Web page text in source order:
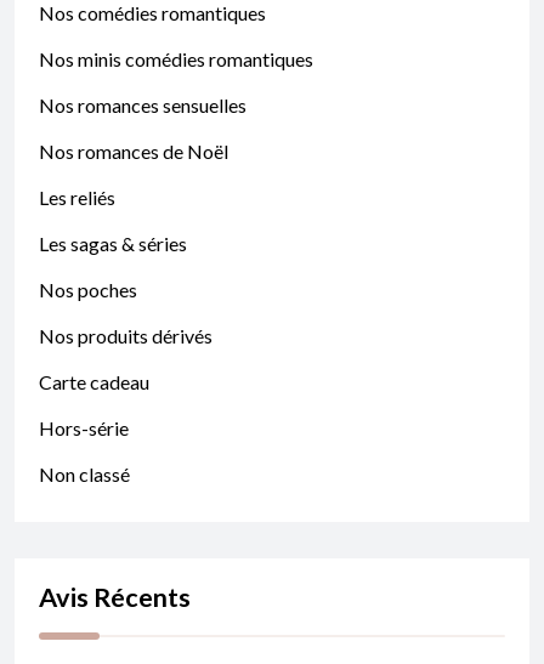
Nos comédies romantiques
Nos minis comédies romantiques
Nos romances sensuelles
Nos romances de Noël
Les reliés
Les sagas & séries
Nos poches
Nos produits dérivés
Carte cadeau
Hors-série
Non classé
Avis Récents